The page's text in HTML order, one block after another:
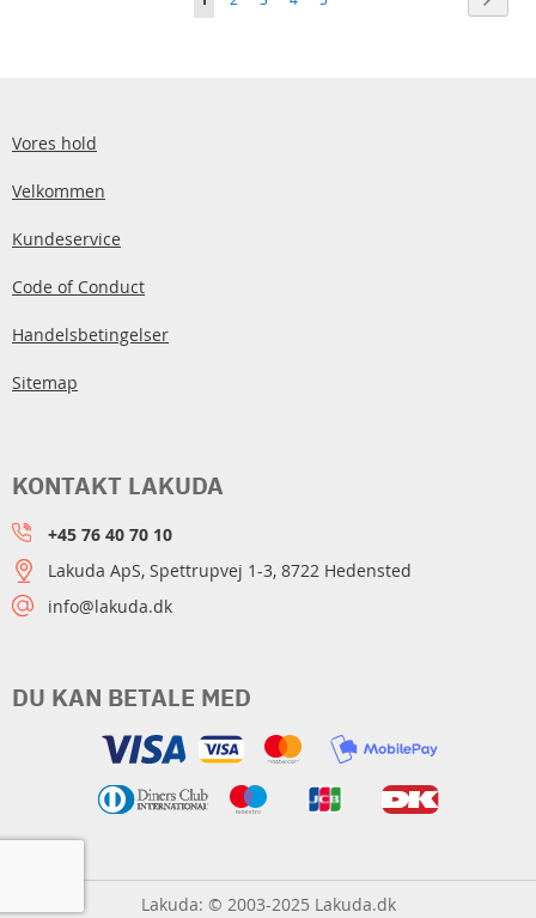
Vores hold
Velkommen
Kundeservice
Code of Conduct
Handelsbetingelser
Sitemap
DU KAN BETALE MED
KONTAKT LAKUDA
+45 76 40 70 10
Lakuda ApS, Spettrupvej 1-3, 8722 Hedensted
info@lakuda.dk
Lakuda: © 2003-2025 Lakuda.dk